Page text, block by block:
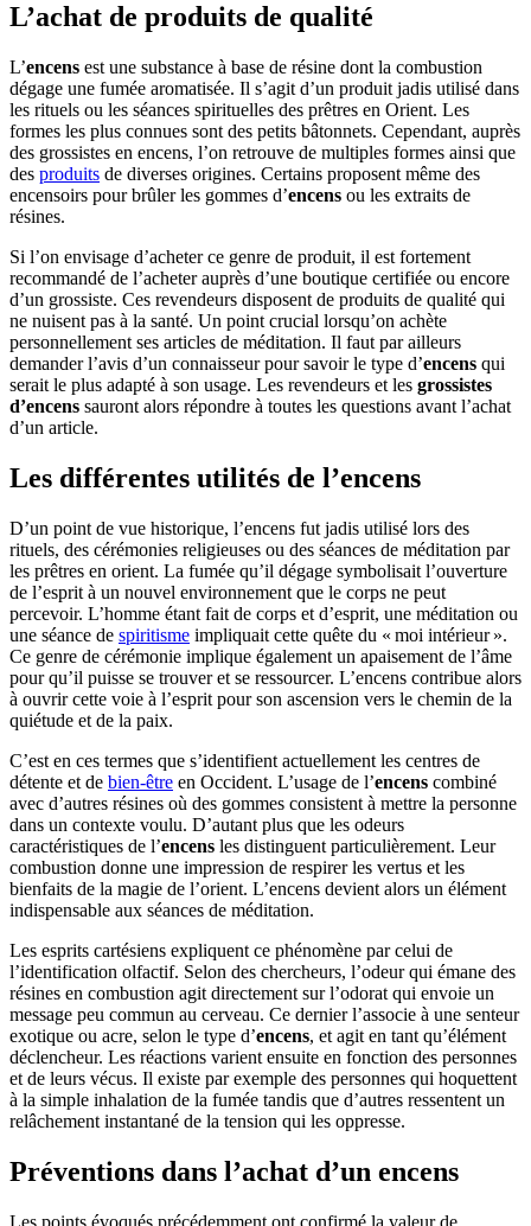
L’achat de produits de qualité
L’encens est une substance à base de résine dont la combustion
dégage une fumée aromatisée. Il s’agit d’un produit jadis utilisé dans
les rituels ou les séances spirituelles des prêtres en Orient. Les
formes les plus connues sont des petits bâtonnets. Cependant, auprès
des grossistes en encens, l’on retrouve de multiples formes ainsi que
des produits de diverses origines. Certains proposent même des
encensoirs pour brûler les gommes d’encens ou les extraits de
résines.
Si l’on envisage d’acheter ce genre de produit, il est fortement
recommandé de l’acheter auprès d’une boutique certifiée ou encore
d’un grossiste. Ces revendeurs disposent de produits de qualité qui
ne nuisent pas à la santé. Un point crucial lorsqu’on achète
personnellement ses articles de méditation. Il faut par ailleurs
demander l’avis d’un connaisseur pour savoir le type d’encens qui
serait le plus adapté à son usage. Les revendeurs et les grossistes
d’encens sauront alors répondre à toutes les questions avant l’achat
d’un article.
Les différentes utilités de l’encens
D’un point de vue historique, l’encens fut jadis utilisé lors des
rituels, des cérémonies religieuses ou des séances de méditation par
les prêtres en orient. La fumée qu’il dégage symbolisait l’ouverture
de l’esprit à un nouvel environnement que le corps ne peut
percevoir. L’homme étant fait de corps et d’esprit, une méditation ou
une séance de spiritisme impliquait cette quête du « moi intérieur ».
Ce genre de cérémonie implique également un apaisement de l’âme
pour qu’il puisse se trouver et se ressourcer. L’encens contribue alors
à ouvrir cette voie à l’esprit pour son ascension vers le chemin de la
quiétude et de la paix.
C’est en ces termes que s’identifient actuellement les centres de
détente et de bien-être en Occident. L’usage de l’encens combiné
avec d’autres résines où des gommes consistent à mettre la personne
dans un contexte voulu. D’autant plus que les odeurs
caractéristiques de l’encens les distinguent particulièrement. Leur
combustion donne une impression de respirer les vertus et les
bienfaits de la magie de l’orient. L’encens devient alors un élément
indispensable aux séances de méditation.
Les esprits cartésiens expliquent ce phénomène par celui de
l’identification olfactif. Selon des chercheurs, l’odeur qui émane des
résines en combustion agit directement sur l’odorat qui envoie un
message peu commun au cerveau. Ce dernier l’associe à une senteur
exotique ou acre, selon le type d’encens, et agit en tant qu’élément
déclencheur. Les réactions varient ensuite en fonction des personnes
et de leurs vécus. Il existe par exemple des personnes qui hoquettent
à la simple inhalation de la fumée tandis que d’autres ressentent un
relâchement instantané de la tension qui les oppresse.
Préventions dans l’achat d’un encens
Les points évoqués précédemment ont confirmé la valeur de